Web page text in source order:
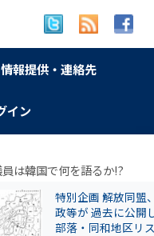
情報提供・連絡先
イン
は韓国で何を語るか!?
特別企画 解放同盟
政等が 過去に公開
部落・同和地区リ